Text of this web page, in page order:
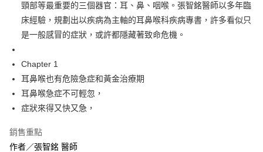
頸部等最重要的三個器官：耳、鼻、咽喉。張智銘醫師以多年臨
床經驗，規劃出以疾病為主軸的耳鼻喉科疾病專書，許多看似只
是一般感冒的症狀，或許都隱藏著致命危機。
Chapter 1
耳鼻喉也有危險急症和黃金治療期
耳鼻喉急症不可輕忽，
症狀來得又快又急，
銷售重點
作者／張智銘 醫師